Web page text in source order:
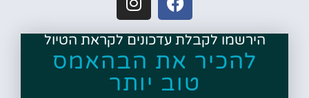
הירשמו לקבלת עדכונים לקראת הטיול
להכיר את הבהאמס
טוב יותר